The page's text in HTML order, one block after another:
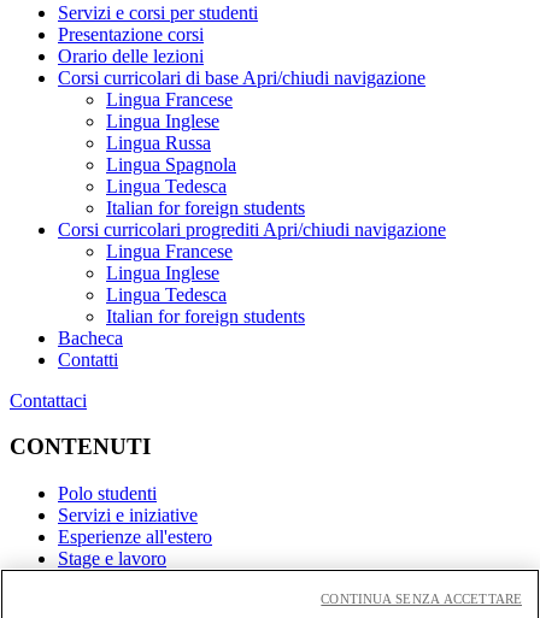
Servizi e corsi per studenti
Presentazione corsi
Orario delle lezioni
Corsi curricolari di base Apri/chiudi navigazione
Lingua Francese
Lingua Inglese
Lingua Russa
Lingua Spagnola
Lingua Tedesca
Italian for foreign students
Corsi curricolari progrediti Apri/chiudi navigazione
Lingua Francese
Lingua Inglese
Lingua Tedesca
Italian for foreign students
Bacheca
Contatti
Contattaci
CONTENUTI
Polo studenti
Servizi e iniziative
Esperienze all'estero
Stage e lavoro
CONTINUA SENZA ACCETTARE